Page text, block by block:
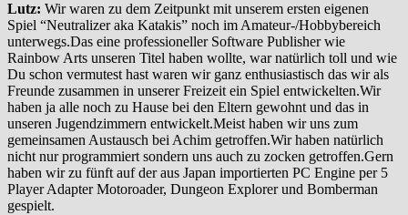
Lutz: Wir waren zu dem Zeitpunkt mit unserem ersten eigenen
Spiel “Neutralizer aka Katakis” noch im Amateur-/Hobbybereich
unterwegs.Das eine professioneller Software Publisher wie
Rainbow Arts unseren Titel haben wollte, war natürlich toll und wie
Du schon vermutest hast waren wir ganz enthusiastisch das wir als
Freunde zusammen in unserer Freizeit ein Spiel entwickelten.Wir
haben ja alle noch zu Hause bei den Eltern gewohnt und das in
unseren Jugendzimmern entwickelt.Meist haben wir uns zum
gemeinsamen Austausch bei Achim getroffen.Wir haben natürlich
nicht nur programmiert sondern uns auch zu zocken getroffen.Gern
haben wir zu fünft auf der aus Japan importierten PC Engine per 5
Player Adapter Motoroader, Dungeon Explorer und Bomberman
gespielt.